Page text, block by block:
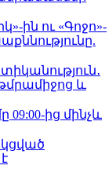
ին ու «Գոջո»-
և
09:00-ից մինչև